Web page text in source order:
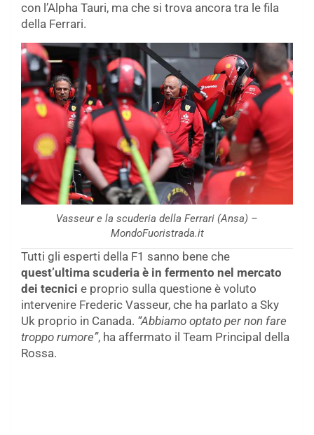
con l’Alpha Tauri, ma che si trova ancora tra le fila
della Ferrari.
Vasseur e la scuderia della Ferrari (Ansa) –
MondoFuoristrada.it
Tutti gli esperti della F1 sanno bene che
quest’ultima scuderia è in fermento nel mercato
dei tecnici e proprio sulla questione è voluto
intervenire Frederic Vasseur, che ha parlato a Sky
Uk proprio in Canada. “Abbiamo optato per non fare
troppo rumore”, ha affermato il Team Principal della
Rossa.